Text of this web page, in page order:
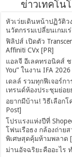
ข่าวเทคโนโ
หัวเว่ยเดินหน้าปฏิวัติ
นวัตกรรมเปลี่ยนเกมเ
ฟิลิปส์ เปิดตัว
Affiniti CVx [PR]
แอลจี อีเลคทรอนิคส์
You” ในงาน IFA 2026
เดลล์ รวมทุกฟีเจอร์ก
เทรนด์ห้องประชุมย่อย
อยากมีบ้าน! วิธีเลือก
Post]
โปรแรงแห่งปีที่
โฟนเรือธง กล้องถ่าย
พิเศษสุดคุ้มห้ามพลาด
ม่านอัจฉริยะคืออะไร